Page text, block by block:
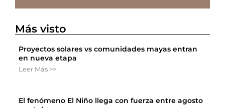
Más visto
Proyectos solares vs comunidades mayas entran
en nueva etapa
Leer Más >>
El fenómeno El Niño llega con fuerza entre agosto